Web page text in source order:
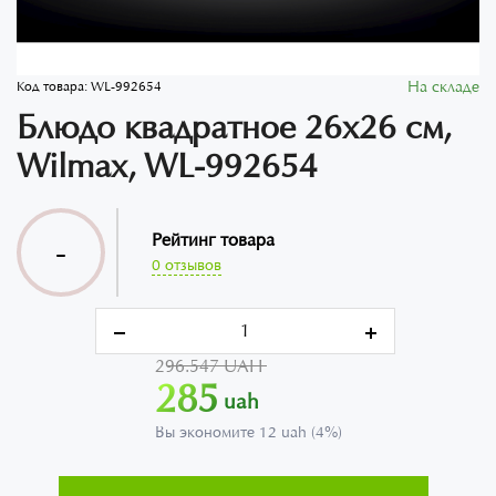
Код товара:WL-992654 На складе
Блюдо квадратное 26х26 см,
Wilmax, WL-992654
- Рейтинг товара
0 отзывов
296.547 UAH
285 uah
Вы экономите 12 uah (4%)